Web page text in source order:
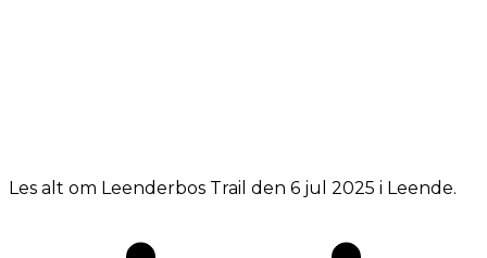
Les alt om Leenderbos Trail den 6 jul 2025 i Leende.